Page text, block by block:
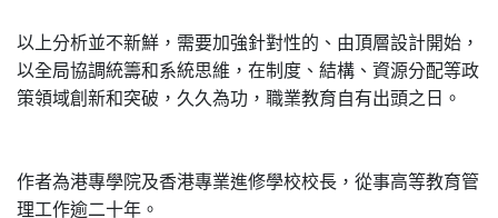
以上分析並不新鮮，需要加強針對性的、由頂層設計開始，
以全局協調統籌和系統思維，在制度、結構、資源分配等政
策領域創新和突破，久久為功，職業教育自有出頭之日。
作者為港專學院及香港專業進修學校校長，從事高等教育管
理工作逾二十年。